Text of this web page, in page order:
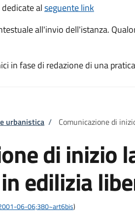
alseguente link
all'invio dell'istanza.
in fase di redazione di una
urbanistica / Comunicazione di
di inizio
edilizia
06-06;380~art6bis)